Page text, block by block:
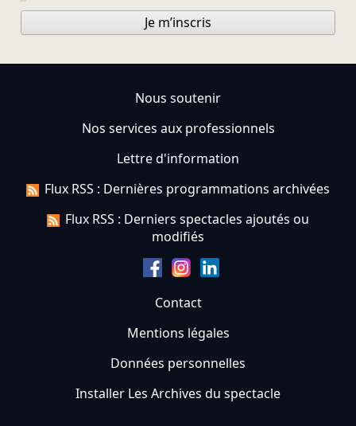
Je m’inscris
Nous soutenir
Nos services aux professionnels
Lettre d'information
Flux RSS : Dernières programmations archivées
Flux RSS : Derniers spectacles ajoutés ou
modifiés
Contact
Mentions légales
Données personnelles
Installer Les Archives du spectacle